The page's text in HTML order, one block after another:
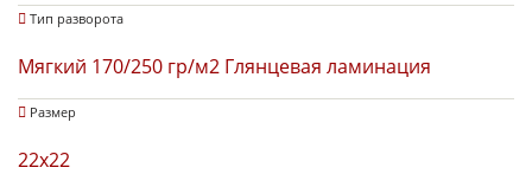
Тип разворота
Мягкий 170/250 гр/м2 Глянцевая ламинация
Размер
22х22